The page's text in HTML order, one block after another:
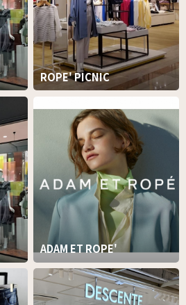
ROPE' PICNIC
ADAM ET ROPE'